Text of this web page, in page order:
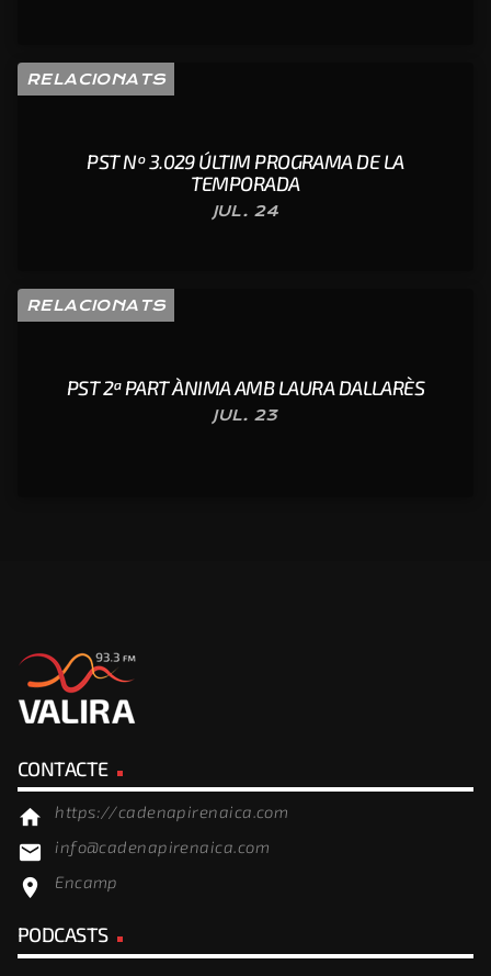
RELACIONATS
PST Nº 3.029 ÚLTIM PROGRAMA DE LA
TEMPORADA
JUL. 24
RELACIONATS
PST 2ª PART ÀNIMA AMB LAURA DALLARÈS
JUL. 23
CONTACTE
home https://cadenapirenaica.com
email info@cadenapirenaica.com
location_on Encamp
PODCASTS